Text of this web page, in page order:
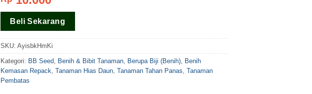
pelanggan
Beli Sekarang
SKU: AyisbkHmKi
Kategori: BB Seed, Benih & Bibit Tanaman, Berupa Biji (Benih), Benih
Kemasan Repack, Tanaman Hias Daun, Tanaman Tahan Panas, Tanaman
Pembatas